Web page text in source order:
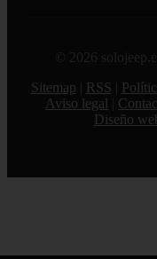
© 2026
Sitemap
RSS
Aviso legal
Diseño